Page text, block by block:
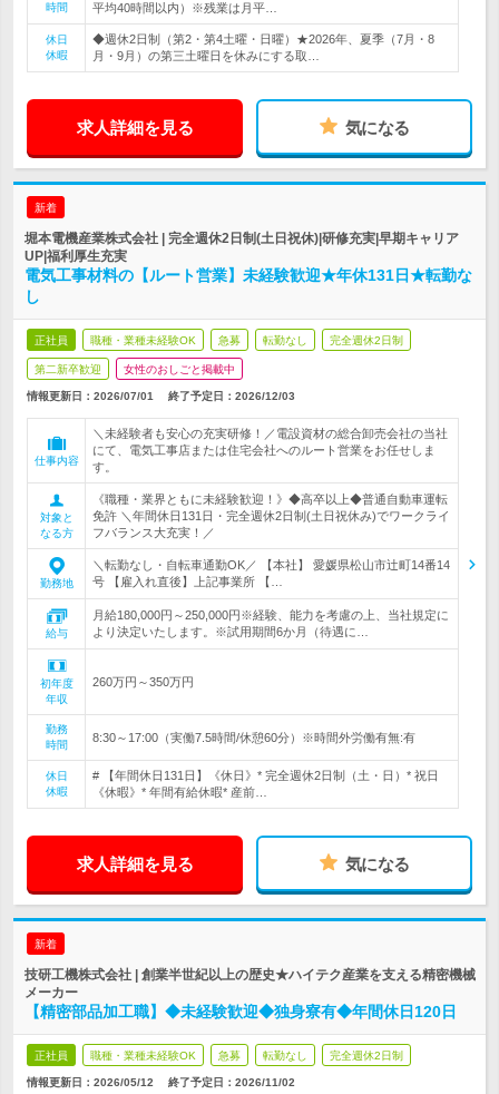
時間
平均40時間以内）※残業は月平…
休日
休暇
◆週休2日制（第2・第4土曜・日曜）★2026年、夏季（7月・8
月・9月）の第三土曜日を休みにする取…
求人詳細を見る 気になる
新着
堀本電機産業株式会社 | 完全週休2日制(土日祝休)|研修充実|早期キャリア
UP|福利厚生充実
電気工事材料の【ルート営業】未経験歓迎★年休131日★転勤な
し
正社員 職種・業種未経験OK 急募 転勤なし 完全週休2日制
第二新卒歓迎 女性のおしごと掲載中
情報更新日：2026/07/01 終了予定日： 2026/12/03
仕事内容
＼未経験者も安心の充実研修！／電設資材の総合卸売会社の当社
にて、電気工事店または住宅会社へのルート営業をお任せしま
す。
対象と
なる方
《職種・業界ともに未経験歓迎！》◆高卒以上◆普通自動車運転
免許 ＼年間休日131日・完全週休2日制(土日祝休み)でワークライ
フバランス大充実！／
勤務地
＼転勤なし・自転車通勤OK／ 【本社】 愛媛県松山市辻町14番14
号 【雇入れ直後】上記事業所 【…
給与
月給180,000円～250,000円※経験、能力を考慮の上、当社規定に
より決定いたします。※試用期間6か月（待遇に…
初年度
年収
260万円～350万円
勤務
時間
8:30～17:00（実働7.5時間/休憩60分）※時間外労働有無:有
休日
休暇
# 【年間休日131日】《休日》* 完全週休2日制（土・日）* 祝日
《休暇》* 年間有給休暇* 産前…
求人詳細を見る 気になる
新着
技研工機株式会社 | 創業半世紀以上の歴史★ハイテク産業を支える精密機械
メーカー
【精密部品加工職】◆未経験歓迎◆独身寮有◆年間休日120日
正社員 職種・業種未経験OK 急募 転勤なし 完全週休2日制
情報更新日：2026/05/12 終了予定日： 2026/11/02